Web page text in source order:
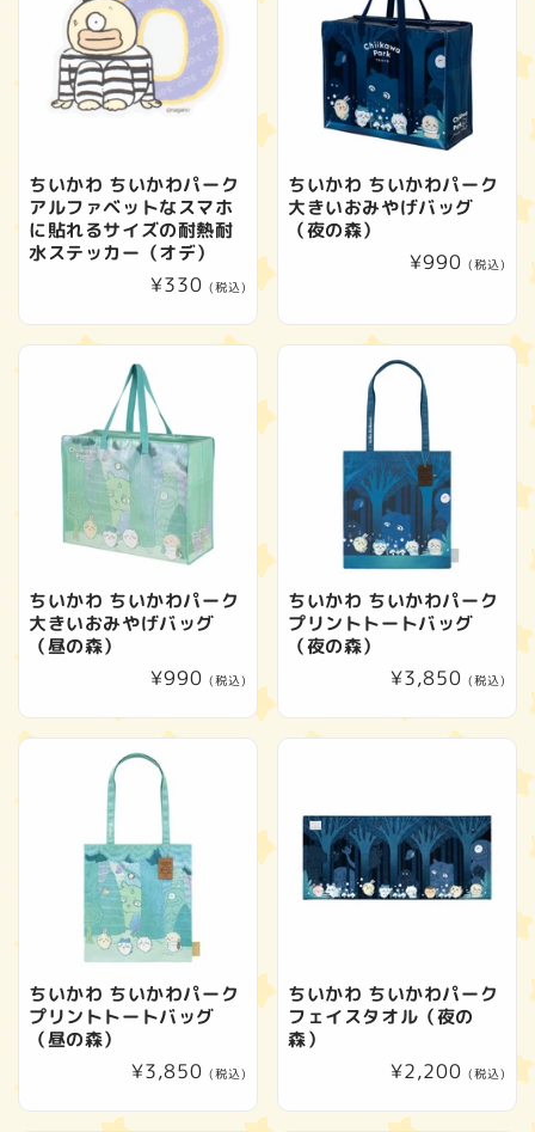
ちいかわ ちいかわパーク
アルファベットなスマホ
に貼れるサイズの耐熱耐
水ステッカー（オデ）
通
¥330 (税込)
ちいかわ ちいかわパーク
大きいおみやげバッグ
（夜の森）
通
¥990 (税込)
ちいかわ ちいかわパーク
大きいおみやげバッグ
（昼の森）
通
価
格
¥990 (税込)
ちいかわ ちいかわパーク
プリントトートバッグ
（夜の森）
通
¥3,850 (税込)
ちいかわ ちいかわパーク
プリントトートバッグ
（昼の森）
通
¥3,850 (税込)
ちいかわ ちいかわパーク
フェイスタオル（夜の
森）
通
¥2,200 (税込)